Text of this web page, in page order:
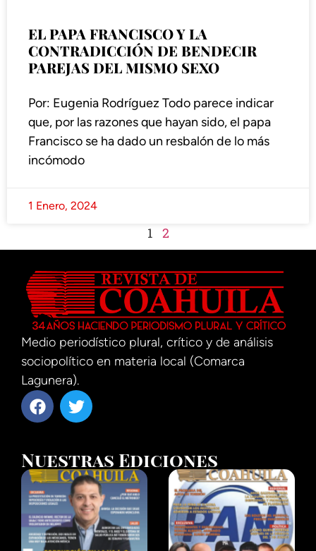
EL PAPA FRANCISCO Y LA
CONTRADICCIÓN DE BENDECIR
PAREJAS DEL MISMO SEXO
Por: Eugenia Rodríguez Todo parece indicar
que, por las razones que hayan sido, el papa
Francisco se ha dado un resbalón de lo más
incómodo
1 Enero, 2024
1 2
Medio periodístico plural, crítico y de análisis
sociopolítico en materia local (Comarca
Lagunera).
Nuestras Ediciones